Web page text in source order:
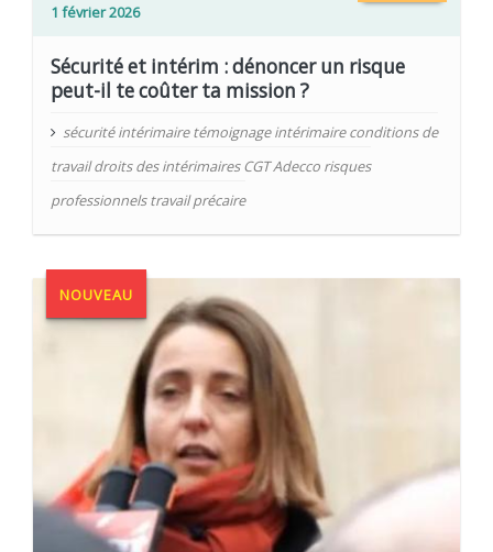
1 février 2026
Sécurité et intérim : dénoncer un risque
peut-il te coûter ta mission ?
sécurité intérimaire témoignage intérimaire conditions de
travail droits des intérimaires CGT Adecco risques
professionnels travail précaire
NOUVEAU